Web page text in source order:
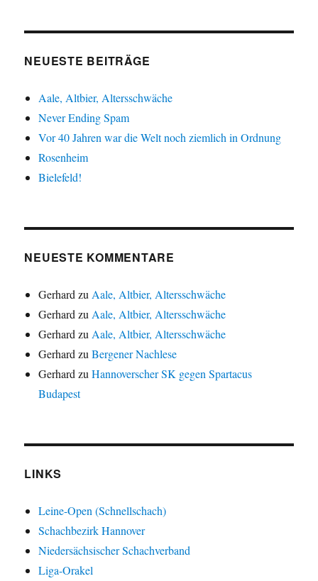
NEUESTE BEITRÄGE
Aale, Altbier, Altersschwäche
Never Ending Spam
Vor 40 Jahren war die Welt noch ziemlich in Ordnung
Rosenheim
Bielefeld!
NEUESTE KOMMENTARE
Gerhard zu Aale, Altbier, Altersschwäche
Gerhard zu Aale, Altbier, Altersschwäche
Gerhard zu Aale, Altbier, Altersschwäche
Gerhard zuBergener Nachlese
Gerhard zuHannoverscher SK gegen Spartacus
Budapest
LINKS
Leine-Open (Schnellschach)
Schachbezirk Hannover
Niedersächsischer Schachverband
Liga-Orakel